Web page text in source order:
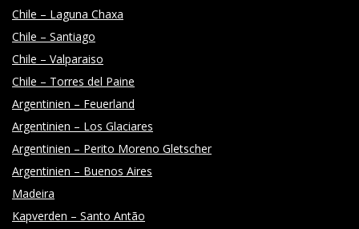
Chile – Laguna Chaxa
Chile – Santiago
Chile – Valparaiso
Chile – Torres del Paine
Argentinien – Feuerland
Argentinien – Los Glaciares
Argentinien – Perito Moreno Gletscher
Argentinien – Buenos Aires
Madeira
Kapverden – Santo Antão